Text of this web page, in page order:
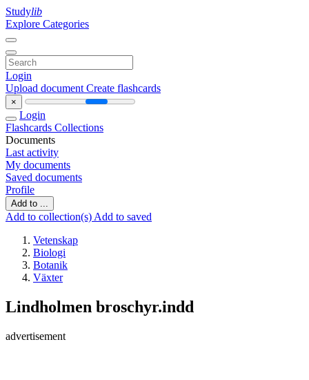
Studylib
Explore Categories
Login
Upload document Create flashcards
×
Login
Flashcards Collections
Documents
Last activity
My documents
Saved documents
Profile
Add to ...
Add to collection(s) Add to saved
Vetenskap
Biologi
Botanik
Växter
Lindholmen broschyr.indd
advertisement